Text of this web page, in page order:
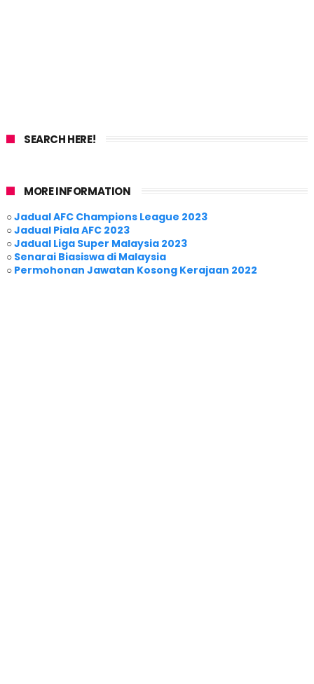
SEARCH HERE!
MORE INFORMATION
○Jadual AFC Champions League 2023
○Jadual Piala AFC 2023
○Jadual Liga Super Malaysia 2023
○ Senarai Biasiswa di Malaysia
○ Permohonan Jawatan Kosong Kerajaan 2022